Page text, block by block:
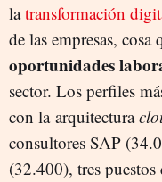
latransformación
de las empresas, cosa
oportunidades
sector. Los perfiles
con la arquitectura
consultores SAP
(32.400), tres